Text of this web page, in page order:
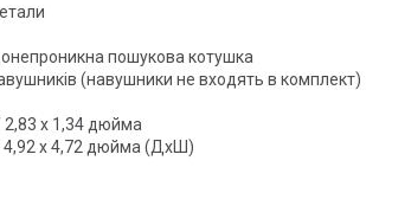
пошукова котушка
(навушники не входять в комплект)
х 1,34 дюйма
/ 4,92 х 4,72 дюйма (ДхШ)